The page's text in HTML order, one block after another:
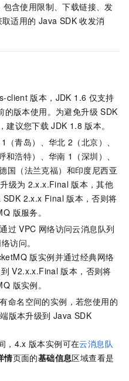
包含使用限制、下载链接、发
适用的 Java SDK 收发消
client 版本，JDK 1.6 仅支持
的版本使用。为避免升级 SDK
建议您下载 JDK 1.8 版本。
1（青岛）、华北 2（北京）、
和浩特）、华南 1（深圳）、
国（法兰克福）和印度尼西亚
级为 2.x.x.Final 版本，其他
SDK 2.x.x Final 版本，否则将
版服务。
过 VPC 网络访问云消息队列
访问。
版实例并通过经典网络
V2.x.x.Final 版本，否则将
版实例。
命名空间的实例，若您使用的
版本升级到 Java SDK
，4.x 版本实例可在云消息队
情页面的基础信息区域查看是